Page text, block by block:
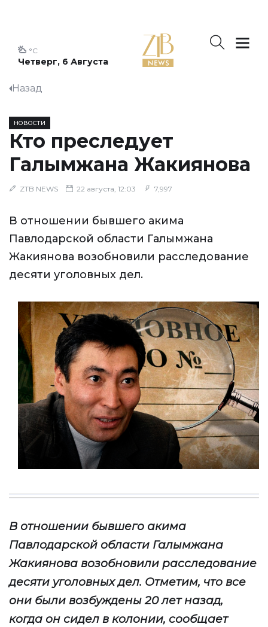
Четверг, 6 Августа
°C
Назад
НОВОСТИ
Кто преследует
Галымжана Жакиянова
ZTB NEWS 22 августа, 12:03 7,997
В отношении бывшего акима
Павлодарской области Галымжана
Жакиянова возобновили расследование
десяти уголовных дел.
В отношении бывшего акима
Павлодарской области Галымжана
Жакиянова возобновили расследование
десяти уголовных дел. Отметим, что все
они были возбуждены20 лет назад,
когда он сидел в колонии, сообщает